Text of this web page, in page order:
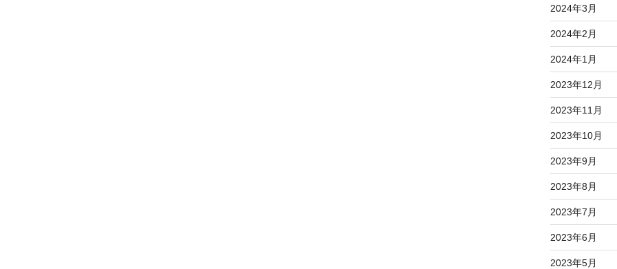
2024年3月
2024年2月
2024年1月
2023年12月
2023年11月
2023年10月
2023年9月
2023年8月
2023年7月
2023年6月
2023年5月